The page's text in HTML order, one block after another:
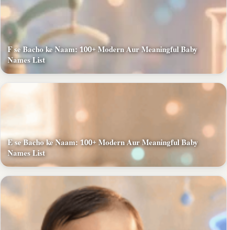
F se Bacho ke Naam: 100+ Modern Aur Meaningful Baby
Names List
E se Bacho ke Naam: 100+ Modern Aur Meaningful Baby
Names List